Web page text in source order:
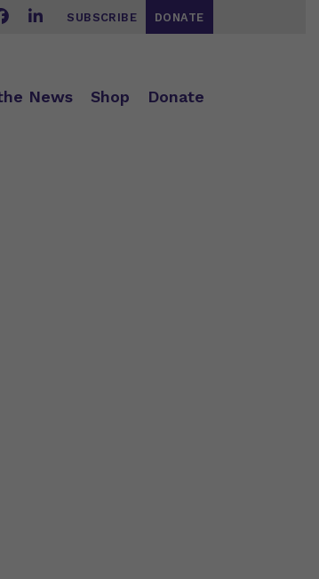
SUBSCRIBE DONATE
News Shop Donate